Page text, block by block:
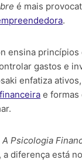
é mais
.
ensina princípios
gastos e
enfatiza ativos,
e formas
A Psicologia
a diferença está